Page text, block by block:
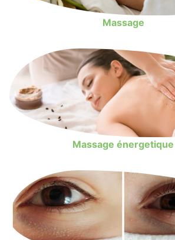
Massage
Massage énergetique